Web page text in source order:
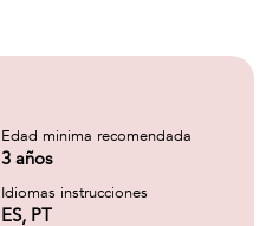
Edad minima recomendada
3 años
Idiomas instrucciones
ES, PT